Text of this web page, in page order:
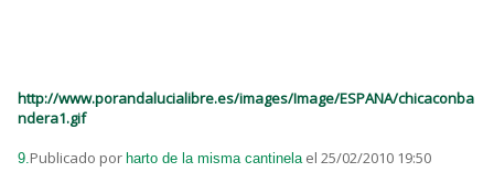
http://www.porandalucialibre.es/images/Image/ESPANA/chicaconba
ndera1.gif
9.Publicado por harto de la misma cantinela el 25/02/2010 19:50